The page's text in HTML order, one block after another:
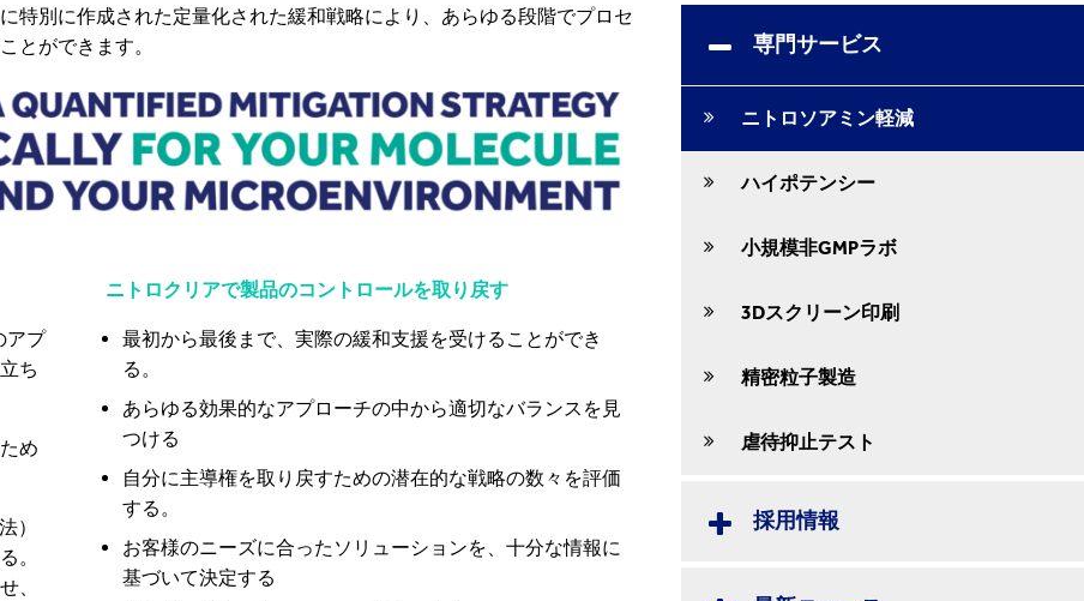
特別に作成された定量化された緩和戦略により、あらゆる段階でプロセ
とができます。
アプ
ち
め
）
。
、
ニトロクリアで製品のコントロールを取り戻す
最初から最後まで、実際の緩和支援を受けることができ
る。
あらゆる効果的なアプローチの中から適切なバランスを見
つける
自分に主導権を取り戻すための潜在的な戦略の数々を評価
する。
お客様のニーズに合ったソリューションを、十分な情報に
基づいて決定する
専門サービス
ニトロソアミン軽減
ハイポテンシー
小規模非GMPラボ
3Dスクリーン印刷
精密粒子製造
虐待抑止テスト
採用情報